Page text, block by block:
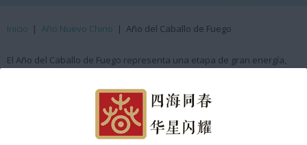
Inicio | Año Nuevo Chino | Año del Caballo de Fuego
El Año del Caballo de Fuego representa una etapa de gran energía,
es símbolo de libertad, vitalidad, esfuerzo y espíritu independiente. Es
un signo asociado al progreso, a la superación personal y al deseo de
avanzar sin miedo hacia nuevos horizontes.El elemento Fuego, por su
parte, intensifica estas cualidades, aportando pasión, creatividad,